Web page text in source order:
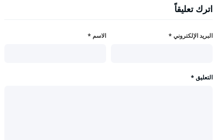
اترك تعليقاً
الاسم * البريد الإلكتروني *
التعليق *